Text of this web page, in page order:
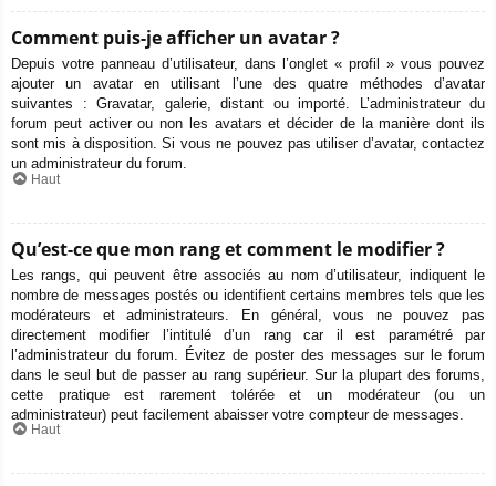
Comment puis-je afficher un avatar ?
Depuis votre panneau d’utilisateur, dans l’onglet « profil » vous pouvez
ajouter un avatar en utilisant l’une des quatre méthodes d’avatar
suivantes : Gravatar, galerie, distant ou importé. L’administrateur du
forum peut activer ou non les avatars et décider de la manière dont ils
sont mis à disposition. Si vous ne pouvez pas utiliser d’avatar, contactez
un administrateur du forum.
Haut
Qu’est-ce que mon rang et comment le modifier ?
Les rangs, qui peuvent être associés au nom d’utilisateur, indiquent le
nombre de messages postés ou identifient certains membres tels que les
modérateurs et administrateurs. En général, vous ne pouvez pas
directement modifier l’intitulé d’un rang car il est paramétré par
l’administrateur du forum. Évitez de poster des messages sur le forum
dans le seul but de passer au rang supérieur. Sur la plupart des forums,
cette pratique est rarement tolérée et un modérateur (ou un
administrateur) peut facilement abaisser votre compteur de messages.
Haut